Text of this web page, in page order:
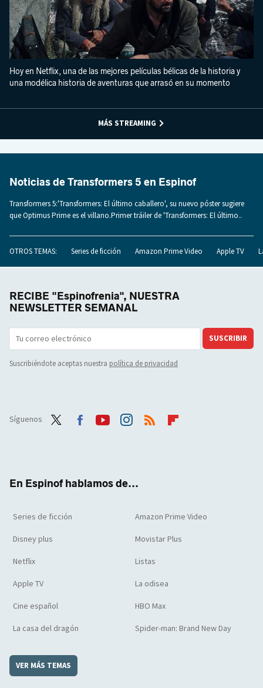
Hoy en Netflix, una de las mejores películas bélicas de la historia y
una modélica historia de aventuras que arrasó en su momento
MÁS STREAMING
Noticias de Transformers 5 en Espinof
Transformers 5:'Transformers: El último caballero', su nuevo póster sugiere
que Optimus Prime es el villano.Primer tráiler de 'Transformers: El último..
OTROS TEMAS: Series de ficción Amazon Prime Video Apple TV
RECIBE "Espinofrenia", NUESTRA
NEWSLETTER SEMANAL
SUSCRIBIR
Suscribiéndote aceptas nuestra política de privacidad
Síguenos
En Espinof hablamos de...
Series de ficción Amazon Prime Video
Disney plus Movistar Plus
Netflix Listas
Apple TV La odisea
Cine español HBO Max
La casa del dragón Spider-man: Brand New Day
VER MÁS TEMAS